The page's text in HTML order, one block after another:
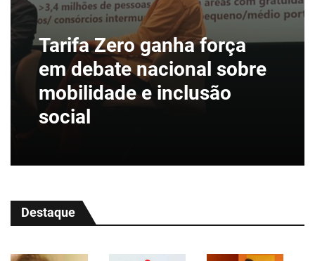
Tarifa Zero ganha força
em debate nacional sobre
mobilidade e inclusão
social
Destaque